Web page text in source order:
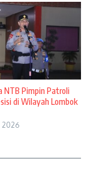
NTB Pimpin Patroli
di Wilayah Lombok
2026